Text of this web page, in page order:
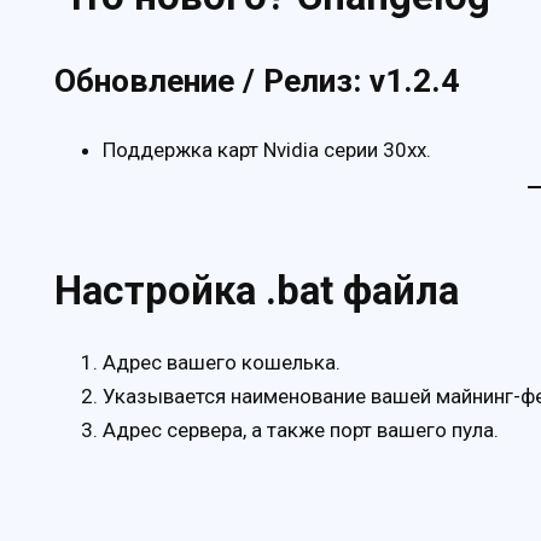
Обновление / Релиз: v1.2.4
Поддержка карт Nvidia серии 30xx.
Настройка .bat файла
Адрес вашего кошелька.
Указывается наименование вашей майнинг-
Адрес сервера, а также порт вашего пула.